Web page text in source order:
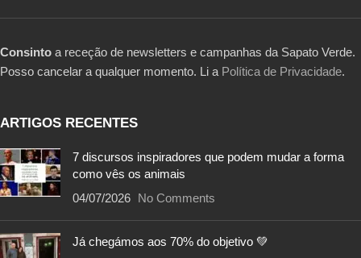
Consinto a receção de newsletters e campanhas da Sapato Verde.
Posso cancelar a qualquer momento. Li a Política de Privacidade.
ARTIGOS RECENTES
7 discursos inspiradores que podem mudar a forma
como vês os animais
04/07/2026 No Comments
Já chegámos aos 70% do objetivo 💚